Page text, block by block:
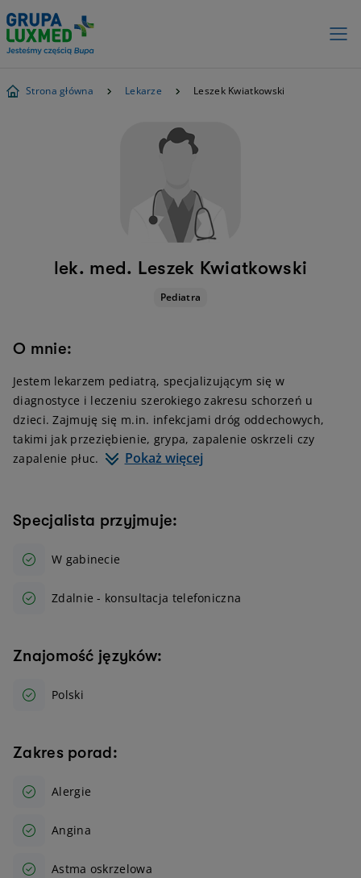
Strona główna Lekarze Leszek Kwiatkowski
lek. med. Leszek Kwiatkowski
Pediatra
O mnie:
Jestem lekarzem pediatrą, specjalizującym się w
diagnostyce i leczeniu szerokiego zakresu schorzeń u
dzieci. Zajmuję się m.in. infekcjami dróg oddechowych,
takimi jak przeziębienie, grypa, zapalenie oskrzeli czy
zapalenie płuc.
Pokaż więcej
Specjalista przyjmuje:
W gabinecie
Zdalnie - konsultacja telefoniczna
Znajomość języków:
Polski
Zakres porad:
Alergie
Angina
Astma oskrzelowa